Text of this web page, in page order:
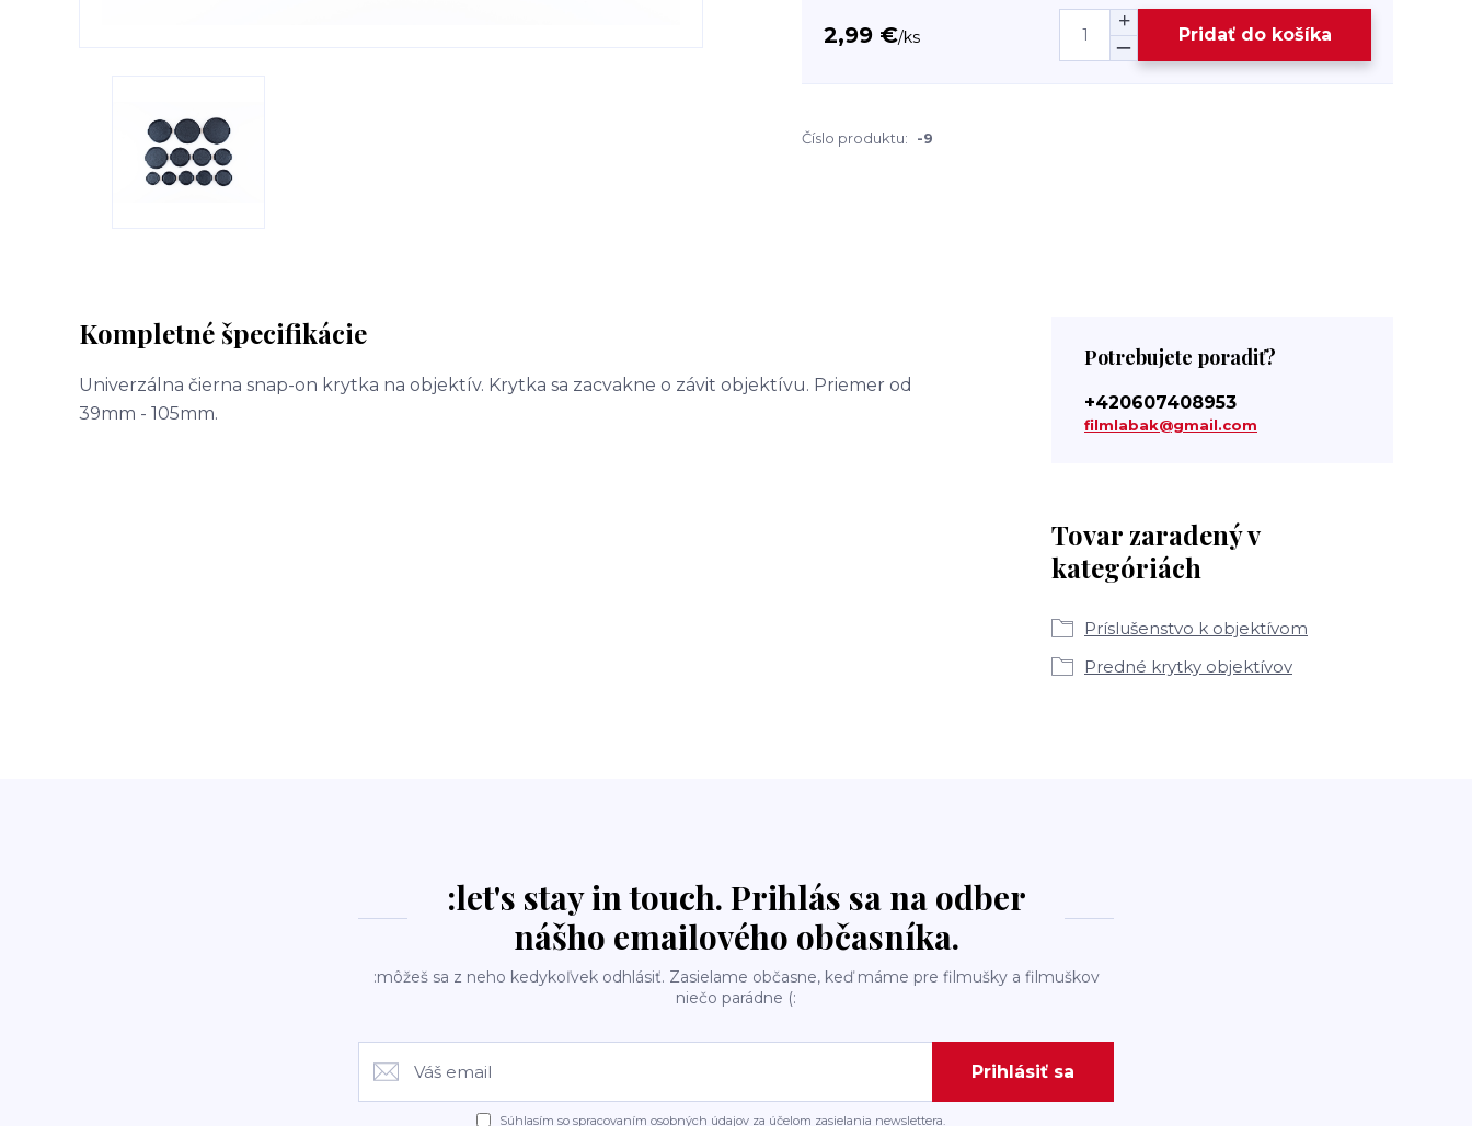
2,99 €/ks Pridať do košíka
Číslo produktu: -9
Kompletné špecifikácie
Univerzálna čierna snap-on krytka na objektív. Krytka sa zacvakne o závit objektívu. Priemer od
39mm - 105mm.
Tovar zaradený v
kategóriách
Príslušenstvo k objektívom
Predné krytky objektívov
Potrebujete poradiť?
+420607408953
filmlabak@gmail.com
:let's stay in touch. Prihlás sa na odber
nášho emailového občasníka.
:môžeš sa z neho kedykoľvek odhlásiť. Zasielame občasne, keď máme pre filmušky a filmuškov
niečo parádne (:
Prihlásiť sa
Súhlasím so spracovaním osobných údajovza účelom zasielania newslettera.